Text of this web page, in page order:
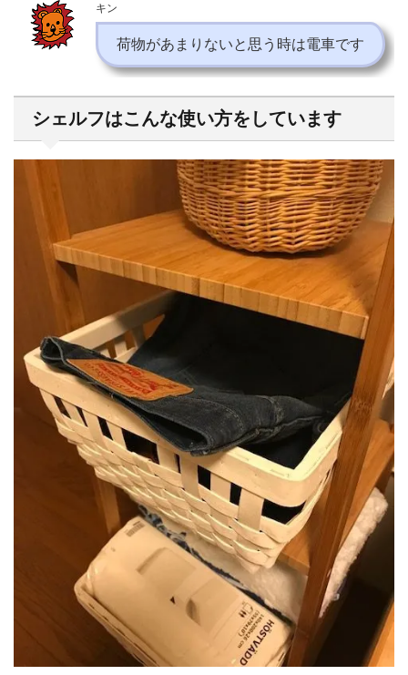
キン
荷物があまりないと思う時は電車です
シェルフはこんな使い方をしています